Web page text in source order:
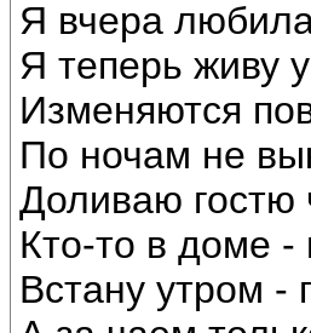
Я вчера
Я теперь живу
Изменяются
По ночам не
Доливаю гостю
Кто-то в доме -
Встану утром -